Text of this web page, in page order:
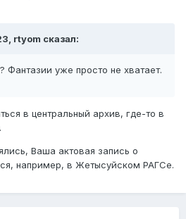
rtyom сказал:
Фантазии уже просто не хватает.
в центральный архив, где-то в
Ваша актовая запись о
например, в Жетысуйском РАГСе.